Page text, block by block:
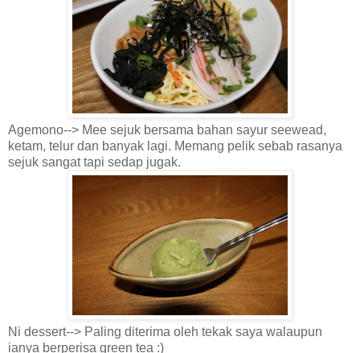
Agemono--> Mee sejuk bersama bahan sayur seewead,
ketam, telur dan banyak lagi. Memang pelik sebab rasanya
sejuk sangat tapi sedap jugak.
Ni dessert--> Paling diterima oleh tekak saya walaupun
ianya berperisa green tea :)